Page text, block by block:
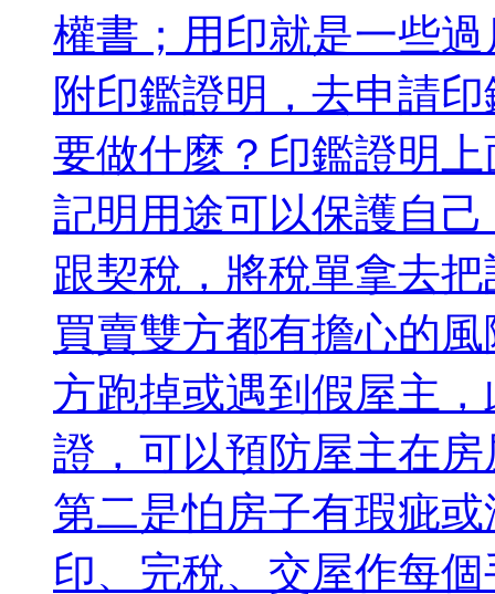
權書；用印就是一些
附印鑑證明，去申請
要做什麼？印鑑證明
記明用途可以保護自
跟契稅，將稅單拿去
買賣雙方都有擔心的
方跑掉或遇到假屋主
證，可以預防屋主在
第二是怕房子有瑕疵
印、完稅、交屋作每